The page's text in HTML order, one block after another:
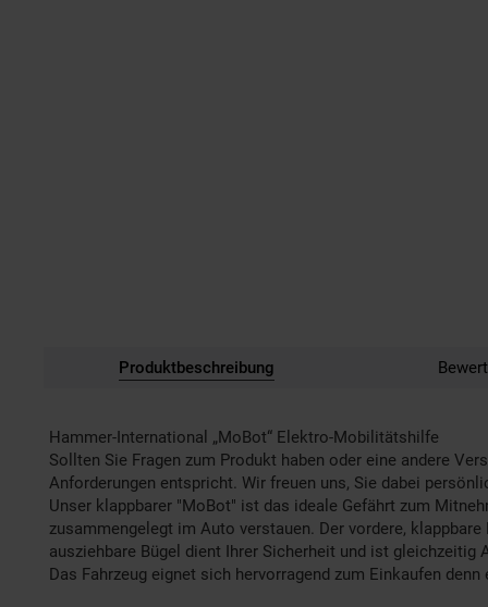
Produktbeschreibung
Hammer-International „MoBot“ Elektro-Mobilitätshilfe
Sollten Sie Fragen zum Produkt haben oder eine andere
Anforderungen entspricht. Wir freuen uns, Sie dabei
Unser klappbarer "MoBot" ist das ideale Gefährt zum
zusammengelegt im Auto verstauen. Der vordere,
ausziehbare Bügel dient Ihrer Sicherheit und ist gleichzeitig
Das Fahrzeug eignet sich hervorragend zum Einkaufen